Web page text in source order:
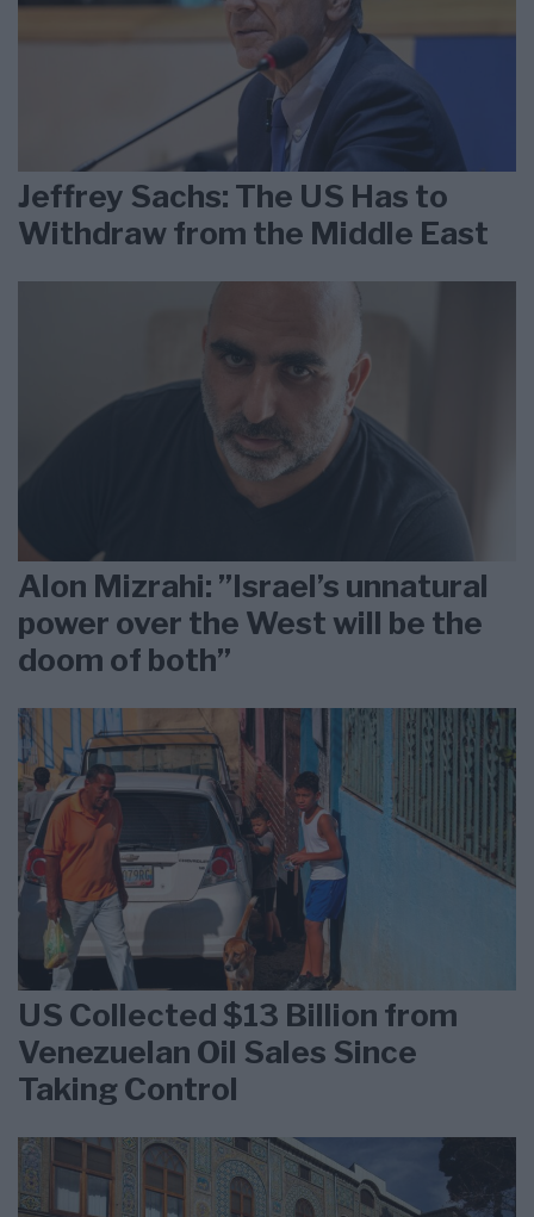
Jeffrey Sachs: The US Has to
Withdraw from the Middle East
Alon Mizrahi: ”Israel’s unnatural
power over the West will be the
doom of both”
US Collected $13 Billion from
Venezuelan Oil Sales Since
Taking Control